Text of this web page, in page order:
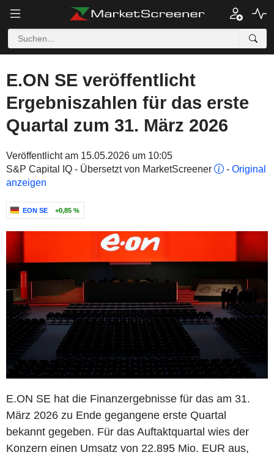
E.ON SE veröffentlicht
Ergebniszahlen für das erste
Quartal zum 31. März 2026
Veröffentlicht am 15.05.2026 um 10:05
S&P Capital IQ - Übersetzt von MarketScreener
- Original
anzeigen
EON SE +0,85 %
E.ON SE hat die Finanzergebnisse für das am 31.
März 2026 zu Ende gegangene erste Quartal
bekannt gegeben. Für das Auftaktquartal wies der
Konzern einen Umsatz von 22.895 Mio. EUR aus,